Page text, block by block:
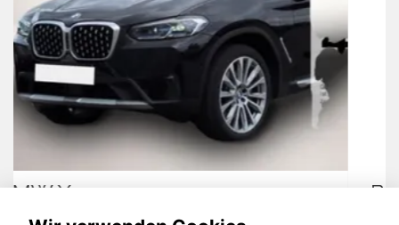
BMW X3 M